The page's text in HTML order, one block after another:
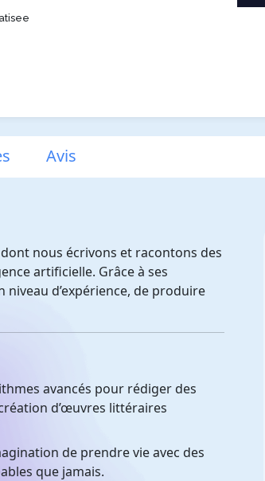
Avis
nous écrivons et racontons des
artificielle. Grâce à ses
d’expérience, de produire
avancés pour rédiger des
d’œuvres littéraires
de prendre vie avec des
que jamais.